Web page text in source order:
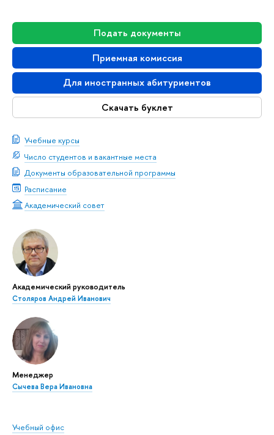
Подать документы
Приемная комиссия
Для иностранных абитуриентов
Скачать буклет
Учебные курсы
Число студентов и вакантные места
Документы образовательной программы
Расписание
Академический совет
Академический руководитель
Столяров Андрей Иванович
Менеджер
Сычева Вера Ивановна
Учебный офис